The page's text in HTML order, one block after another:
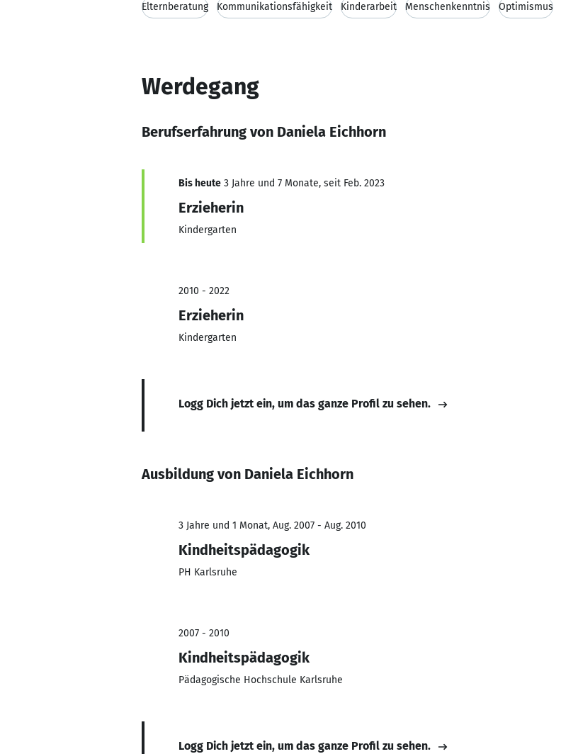
Elternberatung Kommunikationsfähigkeit Kinderarbeit Menschenkenntnis Optimismus
Werdegang
Berufserfahrung von Daniela Eichhorn
Bis heute 3 Jahre und 7 Monate, seit Feb. 2023
Erzieherin
Kindergarten
2010 - 2022
Erzieherin
Kindergarten
Logg Dich jetzt ein, um das ganze Profil zu sehen.
Ausbildung von Daniela Eichhorn
3 Jahre und 1 Monat, Aug. 2007 - Aug. 2010
Kindheitspädagogik
PH Karlsruhe
2007 - 2010
Kindheitspädagogik
Pädagogische Hochschule Karlsruhe
Logg Dich jetzt ein, um das ganze Profil zu sehen.